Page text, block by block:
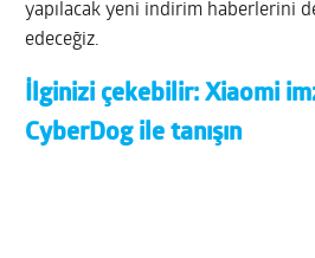
yapılacak yeni indirim haberlerini
edeceğiz.
İlginizi çekebilir:Xiaomi
CyberDog ile tanışın